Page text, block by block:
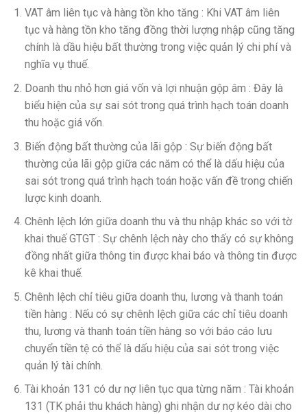
VAT âm liên tục và hàng tồn kho tăng : Khi VAT âm liên
tục và hàng tồn kho tăng đồng thời lượng nhập cũng tăng
chính là dầu hiệu bất thường trong việc quản lý chi phí và
nghĩa vụ thuế.
Doanh thu nhỏ hơn giá vốn và lợi nhuận gộp âm : Đây là
biểu hiện của sự sai sót trong quá trình hạch toán doanh
thu hoặc giá vốn.
Biến động bất thường của lãi gộp : Sự biến động bất
thường của lãi gộp giữa các năm có thể là dấu hiệu của
sai sót trong quá trình hạch toán hoặc vấn đề trong chiến
lược kinh doanh.
Chênh lệch lớn giữa doanh thu và thu nhập khác so với tờ
khai thuế GTGT : Sự chênh lệch này cho thấy có sự không
đồng nhất giữa thông tin được khai báo và thông tin được
kê khai thuế.
Chênh lệch chỉ tiêu giữa doanh thu, lương và thanh toán
tiền hàng : Nếu có sự chênh lệch giữa các chỉ tiêu doanh
thu, lương và thanh toán tiền hàng so với báo cáo lưu
chuyển tiền tệ có thể là dấu hiệu của sai sót trong việc
quản lý tài chính.
Tài khoản 131 có dư nợ liên tục qua từng năm : Tài khoản
131 (TK phải thu khách hàng) ghi nhận dư nợ kéo dài cho